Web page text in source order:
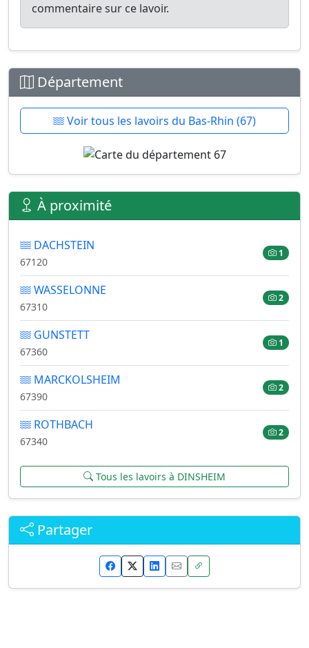
commentaire sur ce lavoir.
Département
Voir tous les lavoirs du Bas-Rhin (67)
À proximité
DACHSTEIN
67120
1
WASSELONNE
67310
2
GUNSTETT
67360
1
MARCKOLSHEIM
67390
2
ROTHBACH
67340
2
Tous les lavoirs à DINSHEIM
Partager